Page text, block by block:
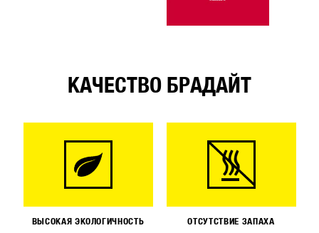
КАЧЕСТВО БРАДАЙТ
ВЫСОКАЯ ЭКОЛОГИЧНОСТЬ ОТСУТСТВИЕ ЗАПАХА